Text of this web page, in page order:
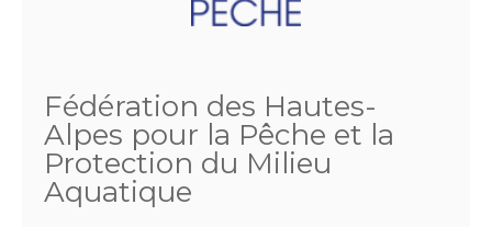
Fédération des Hautes-
Alpes pour la Pêche et la
Protection du Milieu
Aquatique